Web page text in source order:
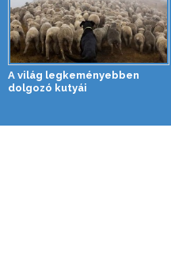
A világ legkeményebben
dolgozó kutyái